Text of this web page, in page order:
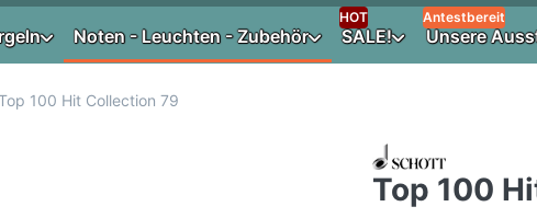
Noten - Leuchten - Zubehör SALE!
HOT
Unsere
Antestbereit
100 Hit Collection 79
Top 100